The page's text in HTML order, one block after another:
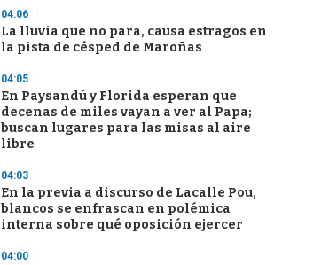
04:06
La lluvia que no para, causa estragos en
la pista de césped de Maroñas
04:05
En Paysandú y Florida esperan que
decenas de miles vayan a ver al Papa;
buscan lugares para las misas al aire
libre
04:03
En la previa a discurso de Lacalle Pou,
blancos se enfrascan en polémica
interna sobre qué oposición ejercer
04:00